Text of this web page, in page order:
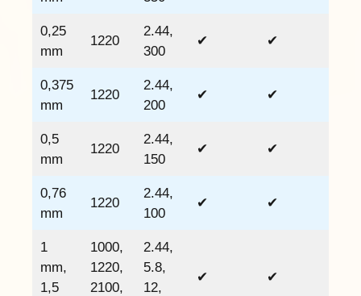
0,25
mm
1220
2.44,
300
✔ ✔
0,375
mm
1220
2.44,
200
✔ ✔
0,5
mm
1220
2.44,
150
✔ ✔
0,76
mm
1220
2.44,
100
✔ ✔
1
mm,
1,5
1000,
1220,
2100,
2.44,
5.8,
12,
✔ ✔